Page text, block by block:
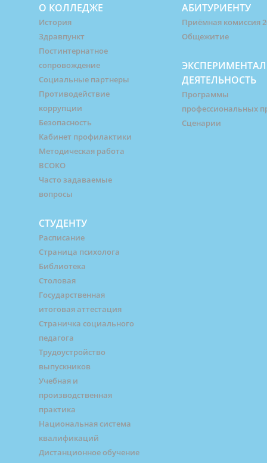
О КОЛЛЕДЖЕ
История
Здравпункт
Постинтернатное
сопровождение
Социальные партнеры
Противодействие
коррупции
Безопасность
Кабинет профилактики
Методическая работа
ВСОКО
Часто задаваемые
вопросы
СТУДЕНТУ
Расписание
Страница психолога
Библиотека
Столовая
Государственная
итоговая аттестация
Страничка социального
педагога
Трудоустройство
выпускников
Учебная и
производственная
практика
Национальная система
квалификаций
Дистанционное обучение
АБИТУРИЕНТУ
Приёмная комиссия
Общежитие
ДЕЯТЕЛЬНОСТЬ
Программы
профессиональных
Сценарии